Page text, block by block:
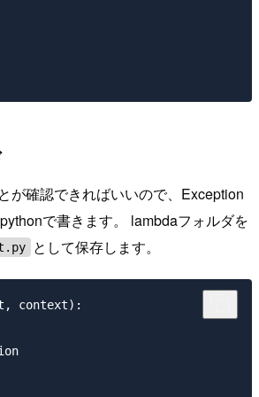
が確認できればいいので、Exception
で書きます。 lambdaフォルダを
として保存します。
context):